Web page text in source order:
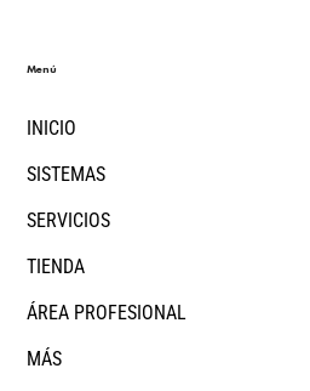
INICIO
SISTEMAS
SERVICIOS
TIENDA
ÁREA PROFESIONAL
MÁS
Menú